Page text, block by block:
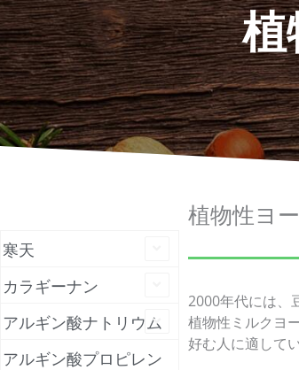
植
寒天
カラギーナン
アルギン酸ナトリウム
アルギン酸プロピレン
植物性ヨ
2000年代には、
植物性ミルクヨ
好む人に適して